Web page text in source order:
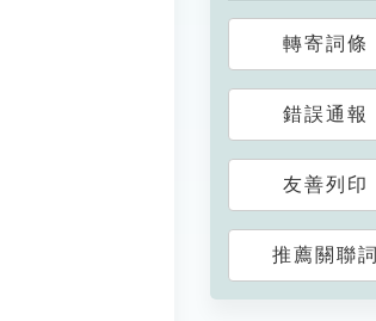
轉寄詞條
錯誤通報
友善列印
推薦關聯詞